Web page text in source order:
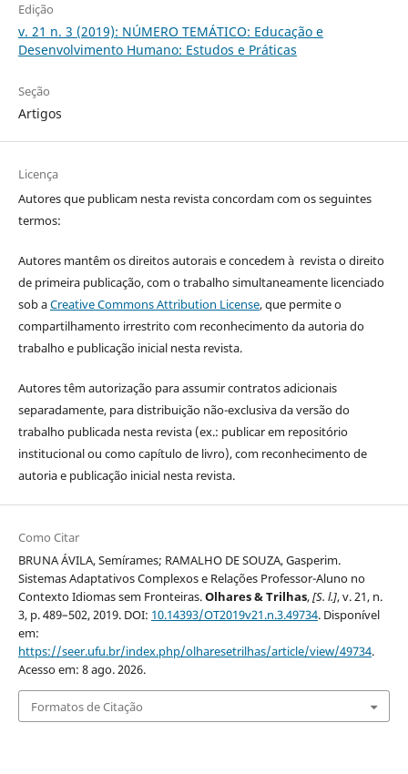
Edição
v. 21 n. 3 (2019): NÚMERO TEMÁTICO: Educação e
Desenvolvimento Humano: Estudos e Práticas
Seção
Artigos
Licença
Autores que publicam nesta revista concordam com os seguintes
termos:
Autores mantêm os direitos autorais e concedem à revista o direito
de primeira publicação, com o trabalho simultaneamente licenciado
sob aCreative Commons Attribution License, que permite o
compartilhamento irrestrito com reconhecimento da autoria do
trabalho e publicação inicial nesta revista.
Autores têm autorização para assumir contratos adicionais
separadamente, para distribuição não-exclusiva da versão do
trabalho publicada nesta revista (ex.: publicar em repositório
institucional ou como capítulo de livro), com reconhecimento de
autoria e publicação inicial nesta revista.
Como Citar
BRUNA ÁVILA, Semírames; RAMALHO DE SOUZA, Gasperim.
Sistemas Adaptativos Complexos e Relações Professor-Aluno no
Contexto Idiomas sem Fronteiras.Olhares & Trilhas,[S. l.], v. 21, n.
3, p. 489–502, 2019. DOI: 10.14393/OT2019v21.n.3.49734. Disponível
em:
https://seer.ufu.br/index.php/olharesetrilhas/article/view/49734.
Acesso em: 8 ago. 2026.
Formatos de Citação